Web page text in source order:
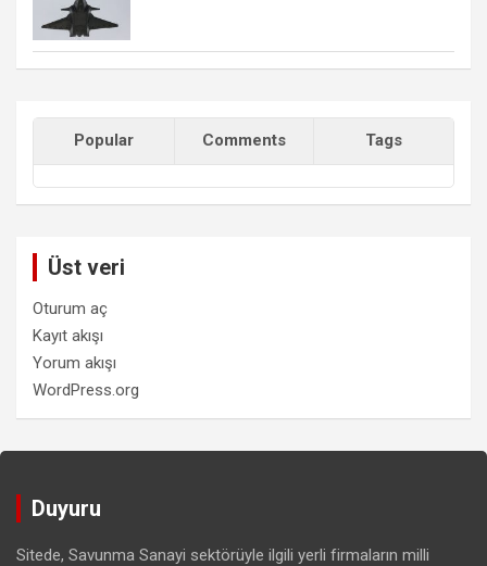
Popular Comments Tags
Üst veri
Oturum aç
Kayıt akışı
Yorum akışı
WordPress.org
Duyuru
Sitede, Savunma Sanayi sektörüyle ilgili yerli firmaların milli